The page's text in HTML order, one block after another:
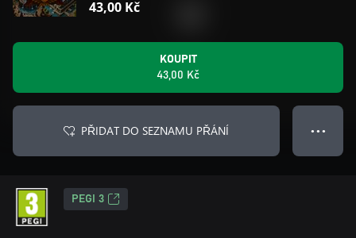
43,00 Kč
KOUPIT
43,00 Kč
PŘIDAT DO SEZNAMU PŘÁNÍ ● ● ●
PEGI 3